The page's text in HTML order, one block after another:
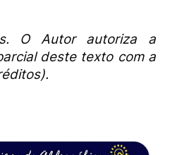
O Autor autoriza a
deste texto com a